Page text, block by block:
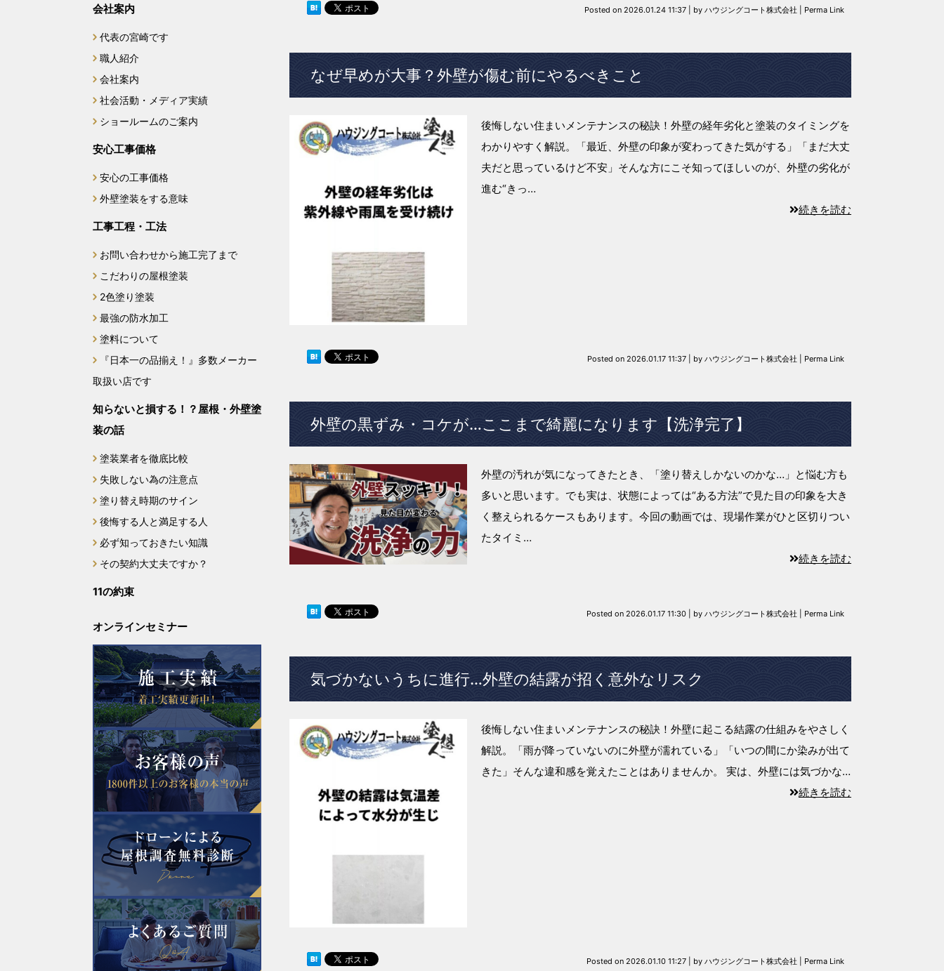
Posted on 2026.01.24 11:37| by ハウジングコート株式会社 Perma Link
なぜ早めが大事？外壁が傷む前にやるべきこと
後悔しない住まいメンテナンスの秘訣！外壁の経年劣化と塗装のタイミングを
わかりやすく解説。「最近、外壁の印象が変わってきた気がする」「まだ大丈
夫だと思っているけど不安」そんな方にこそ知ってほしいのが、外壁の劣化が
進む“きっ…
続きを読む
Posted on 2026.01.17 11:37| by ハウジングコート株式会社 Perma Link
外壁の黒ずみ・コケが…ここまで綺麗になります【洗浄完了】
外壁の汚れが気になってきたとき、「塗り替えしかないのかな…」と悩む方も
多いと思います。でも実は、状態によっては“ある方法”で見た目の印象を大き
く整えられるケースもあります。今回の動画では、現場作業がひと区切りつい
たタイミ…
続きを読む
Posted on 2026.01.17 11:30| by ハウジングコート株式会社 Perma Link
気づかないうちに進行…外壁の結露が招く意外なリスク
後悔しない住まいメンテナンスの秘訣！外壁に起こる結露の仕組みをやさしく
解説。「雨が降っていないのに外壁が濡れている」「いつの間にか染みが出て
きた」そんな違和感を覚えたことはありませんか。 実は、外壁には気づかな…
続きを読む
Posted on 2026.01.10 11:27| by ハウジングコート株式会社 Perma Link
2025年3月
2025年2月
2025年1月
2024年11月
2024年10月
2024年7月
2024年6月
2024年4月
2024年2月
2023年11月
2023年9月
2023年8月
2023年7月
2022年10月
2022年8月
2022年5月
2022年3月
会社案内
代表の宮崎です
職人紹介
会社案内
社会活動・メディア実績
ショールームのご案内
安心工事価格
安心の工事価格
外壁塗装をする意味
工事工程・工法
お問い合わせから施工完了まで
こだわりの屋根塗装
2色塗り塗装
最強の防水加工
塗料について
『日本一の品揃え！』多数メーカー
取扱い店です
知らないと損する！？屋根・外壁塗
装の話
塗装業者を徹底比較
失敗しない為の注意点
塗り替え時期のサイン
後悔する人と満足する人
必ず知っておきたい知識
その契約大丈夫ですか？
11の約束
オンラインセミナー